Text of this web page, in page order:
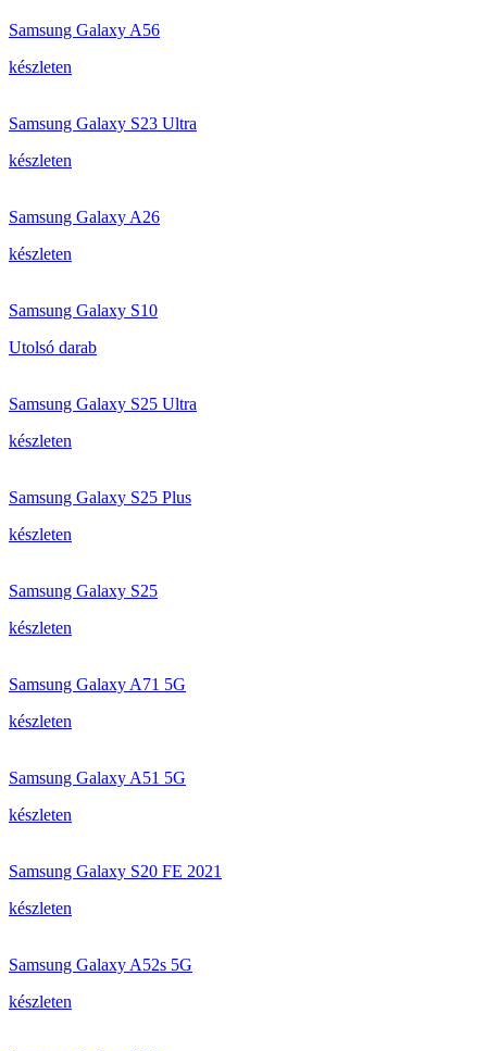
Samsung Galaxy A56
készleten
Samsung Galaxy S23 Ultra
készleten
Samsung Galaxy A26
készleten
Samsung Galaxy S10
Utolsó darab
Samsung Galaxy S25 Ultra
készleten
Samsung Galaxy S25 Plus
készleten
Samsung Galaxy S25
készleten
Samsung Galaxy A71 5G
készleten
Samsung Galaxy A51 5G
készleten
Samsung Galaxy S20 FE 2021
készleten
Samsung Galaxy A52s 5G
készleten